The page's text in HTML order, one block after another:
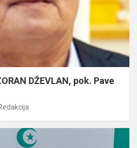
DŽEVLAN, pok. Pave